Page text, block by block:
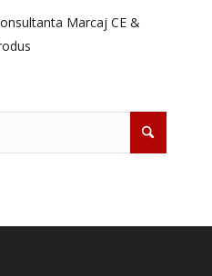
Marcaj CE &